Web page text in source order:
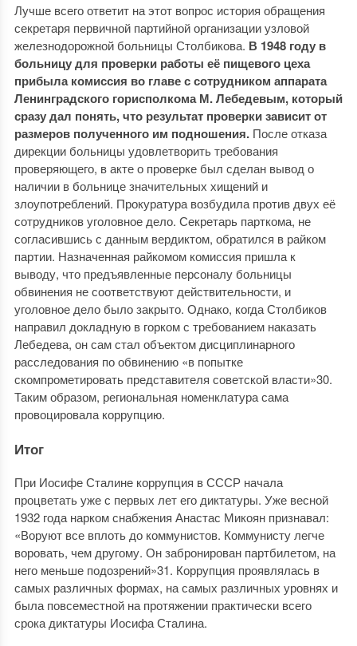
Лучше всего ответит на этот вопрос история обращения
секретаря первичной партийной организации узловой
железнодорожной больницы Столбикова. В 1948 году в
больницу для проверки работы её пищевого цеха
прибыла комиссия во главе с сотрудником аппарата
Ленинградского горисполкома М. Лебедевым, который
сразу дал понять, что результат проверки зависит от
размеров полученного им подношения. После отказа
дирекции больницы удовлетворить требования
проверяющего, в акте о проверке был сделан вывод о
наличии в больнице значительных хищений и
злоупотреблений. Прокуратура возбудила против двух её
сотрудников уголовное дело. Секретарь парткома, не
согласившись с данным вердиктом, обратился в райком
партии. Назначенная райкомом комиссия пришла к
выводу, что предъявленные персоналу больницы
обвинения не соответствуют действительности, и
уголовное дело было закрыто. Однако, когда Столбиков
направил докладную в горком с требованием наказать
Лебедева, он сам стал объектом дисциплинарного
расследования по обвинению «в попытке
скомпрометировать представителя советской власти»30.
Таким образом, региональная номенклатура сама
провоцировала коррупцию.
Итог
При Иосифе Сталине коррупция в СССР начала
процветать уже с первых лет его диктатуры. Уже весной
1932 года нарком снабжения Анастас Микоян признавал:
«Воруют все вплоть до коммунистов. Коммунисту легче
воровать, чем другому. Он забронирован партбилетом, на
него меньше подозрений»31. Коррупция проявлялась в
самых различных формах, на самых различных уровнях и
была повсеместной на протяжении практически всего
срока диктатуры Иосифа Сталина.